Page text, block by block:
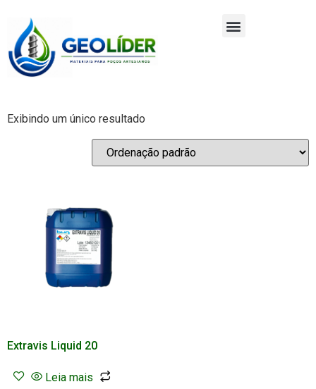
Exibindo um único resultado
Extravis Liquid 20
Leia mais